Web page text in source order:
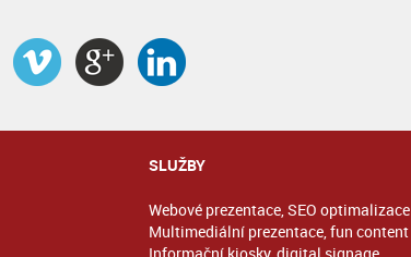
SLUŽBY
Webové prezentace, SEO optimalizace
Multimediální prezentace, fun content